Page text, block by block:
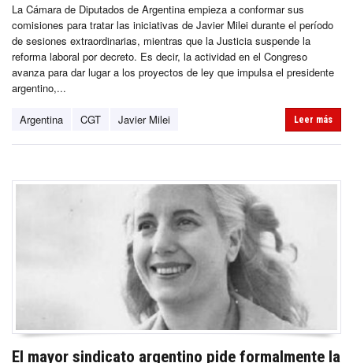
La Cámara de Diputados de Argentina empieza a conformar sus
comisiones para tratar las iniciativas de Javier Milei durante el período
de sesiones extraordinarias, mientras que la Justicia suspende la
reforma laboral por decreto. Es decir, la actividad en el Congreso
avanza para dar lugar a los proyectos de ley que impulsa el presidente
argentino,...
Argentina CGT Javier Milei Leer más
El mayor sindicato argentino pide formalmente la